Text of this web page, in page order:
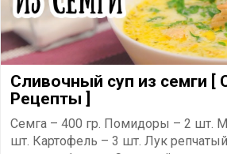
Cливочный суп из семги [
Рецепты ]
Семга – 400 гр. Помидоры – 2 шт.
шт. Картофель – 3 шт. Лук